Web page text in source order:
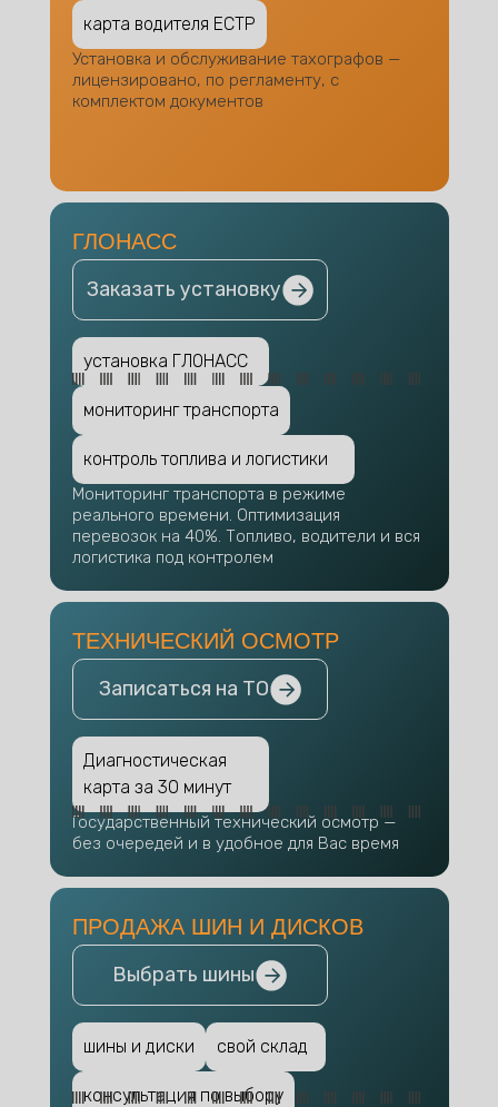
карта водителя ЕСТР
Установка и обслуживание тахографов —
лицензировано, по регламенту, с
комплектом документов
ГЛОНАСС
Заказать установку
установка ГЛОНАСС
мониторинг транспорта
контроль топлива и логистики
Мониторинг транспорта в режиме
реального времени. Оптимизация
перевозок на 40%. Топливо, водители и вся
логистика под контролем
ТЕХНИЧЕСКИЙ ОСМОТР
Записаться на ТО
Диагностическая
карта за 30 минут
Государственный технический осмотр —
без очередей и в удобное для Вас время
ПРОДАЖА ШИН И ДИСКОВ
Выбрать шины
шины и диски свой склад
консультация по выбору